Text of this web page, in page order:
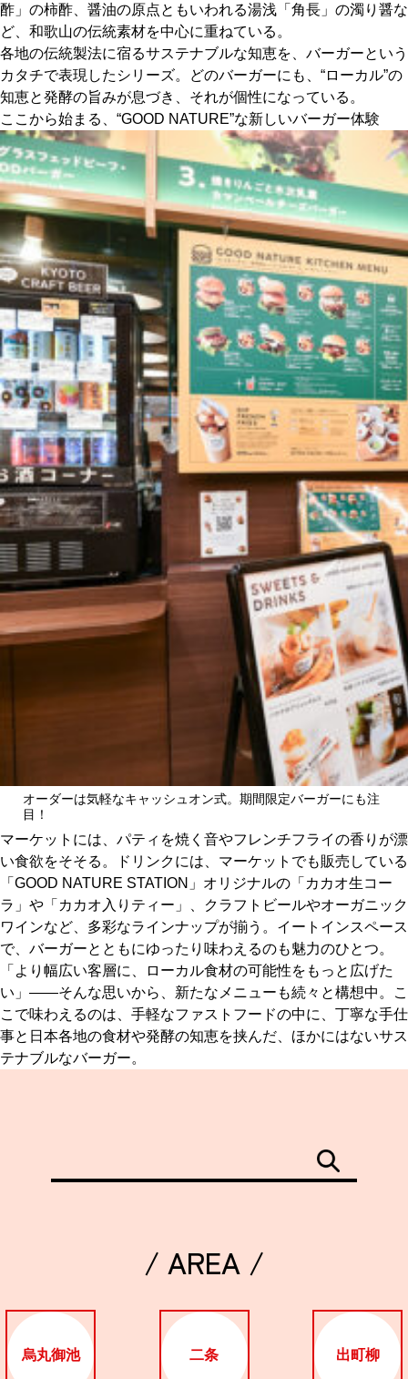
酢」の柿酢、醤油の原点ともいわれる湯浅「角長」の濁り醤な
ど、和歌山の伝統素材を中心に重ねている。
各地の伝統製法に宿るサステナブルな知恵を、バーガーという
カタチで表現したシリーズ。どのバーガーにも、“ローカル”の
知恵と発酵の旨みが息づき、それが個性になっている。
ここから始まる、“GOOD NATURE”な新しいバーガー体験
オーダーは気軽なキャッシュオン式。期間限定バーガーにも注
目！
マーケットには、パティを焼く音やフレンチフライの香りが漂
い食欲をそそる。ドリンクには、マーケットでも販売している
「GOOD NATURE STATION」オリジナルの「カカオ生コー
ラ」や「カカオ入りティー」、クラフトビールやオーガニック
ワインなど、多彩なラインナップが揃う。イートインスペース
で、バーガーとともにゆったり味わえるのも魅力のひとつ。
「より幅広い客層に、ローカル食材の可能性をもっと広げた
い」——そんな思いから、新たなメニューも続々と構想中。こ
こで味わえるのは、手軽なファストフードの中に、丁寧な手仕
事と日本各地の食材や発酵の知恵を挟んだ、ほかにはないサス
テナブルなバーガー。
/ AREA /
烏丸御池 二条 出町柳